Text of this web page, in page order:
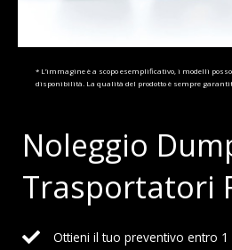
Noleggio
Trasportatori
Ottieni il tuo preventivo entro 1
* L’immagine è a scopo esemplificativo, i modelli
disponibilità. La qualità del prodotto è sempre